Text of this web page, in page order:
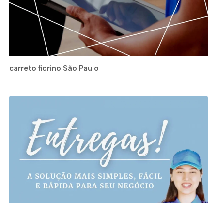
carreto fiorino São Paulo